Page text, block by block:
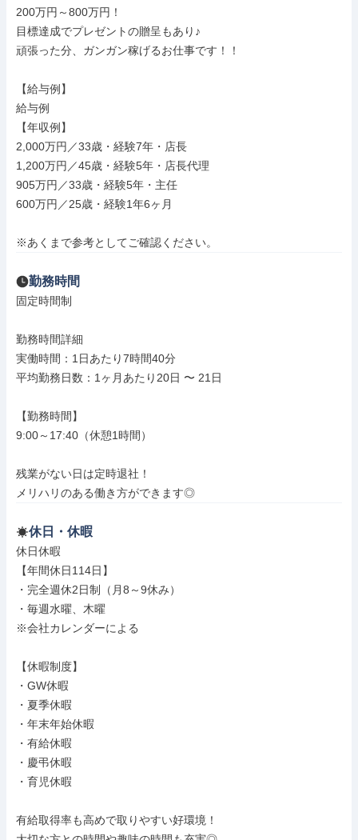
200万円～800万円！
目標達成でプレゼントの贈呈もあり♪
頑張った分、ガンガン稼げるお仕事です！！
【給与例】
給与例
【年収例】
2,000万円／33歳・経験7年・店長
1,200万円／45歳・経験5年・店長代理
905万円／33歳・経験5年・主任
600万円／25歳・経験1年6ヶ月
※あくまで参考としてご確認ください。
勤務時間
固定時間制
勤務時間詳細
実働時間：1日あたり7時間40分
平均勤務日数：1ヶ月あたり20日 〜 21日
【勤務時間】
9:00～17:40（休憩1時間）
残業がない日は定時退社！
メリハリのある働き方ができます◎
休日・休暇
休日休暇
【年間休日114日】
・完全週休2日制（月8～9休み）
・毎週水曜、木曜
※会社カレンダーによる
【休暇制度】
・GW休暇
・夏季休暇
・年末年始休暇
・有給休暇
・慶弔休暇
・育児休暇
有給取得率も高めで取りやすい好環境！